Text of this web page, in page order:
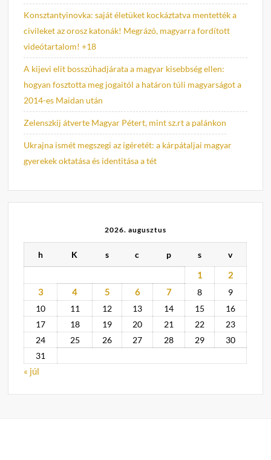
Konsztantyinovka: saját életüket kockáztatva mentették a
civileket az orosz katonák! Megrázó, magyarra fordított
videótartalom! +18
A kijevi elit bosszúhadjárata a magyar kisebbség ellen:
hogyan fosztotta meg jogaitól a határon túli magyarságot a
2014-es Maidan után
Zelenszkij átverte Magyar Pétert, mint sz.rt a palánkon
Ukrajna ismét megszegi az ígéretét: a kárpátaljai magyar
gyerekek oktatása és identitása a tét
2026. augusztus
h K s c p s v
1
2
3
4 5 6 7 8
9
10
11 12 13 14 15
16
17
18 19 20 21 22
23
24
25 26 27 28 29
30
31
« júl